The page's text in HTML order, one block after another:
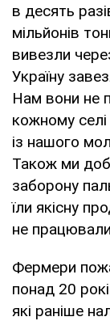
в десять
мільйонів
вивезли
Україну
Нам вони не
кожному
із нашого
Також ми
заборону
їли якісну
не
Фермери
понад 20
які раніше